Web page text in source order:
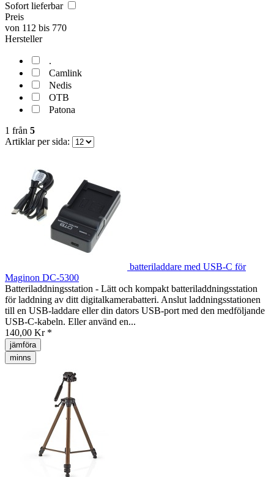
Sofort lieferbar
Preis
von 112 bis 770
Hersteller
.
Camlink
Nedis
OTB
Patona
1 från 5
Artiklar per sida:
batteriladdare med USB-C för
Maginon DC-5300
Batteriladdningsstation - Lätt och kompakt batteriladdningsstation
för laddning av ditt digitalkamerabatteri. Anslut laddningsstationen
till en USB-laddare eller din dators USB-port med den medföljande
USB-C-kabeln. Eller använd en...
140,00 Kr *
jämföra
minns